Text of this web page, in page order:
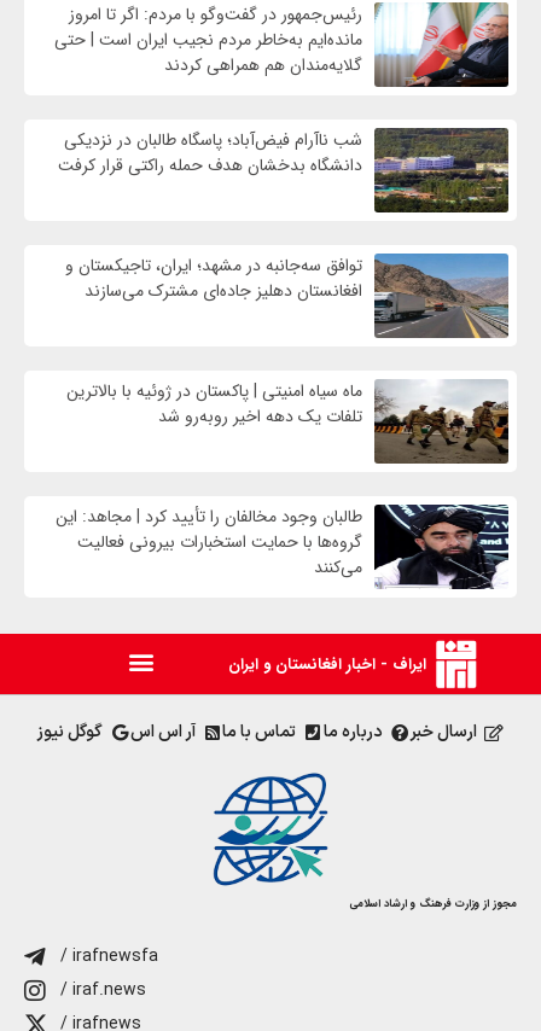
رئیس‌جمهور در گفت‌وگو با مردم: اگر تا امروز
مانده‌ایم به‌خاطر مردم نجیب ایران است | حتی
گلایه‌مندان هم همراهی کردند
شب ناآرام فیض‌آباد؛ پاسگاه طالبان در نزدیکی
دانشگاه بدخشان هدف حمله راکتی قرار کرفت
توافق سه‌جانبه در مشهد؛ ایران، تاجیکستان و
افغانستان دهلیز جاده‌ای مشترک می‌سازند
ماه سیاه امنیتی | پاکستان در ژوئیه با بالاترین
تلفات یک دهه اخیر روبه‌رو شد
طالبان وجود مخالفان را تأیید کرد | مجاهد: این
گروه‌ها با حمایت استخبارات بیرونی فعالیت
می‌کنند
ایراف - اخبار افغانستان و ایران
ارسال خبر درباره ما تماس با ما آر اس اس گوگل نیوز
مجوز از وزارت فرهنگ و ارشاد اسلامی
/ irafnewsfa
/ iraf.news
/ irafnews